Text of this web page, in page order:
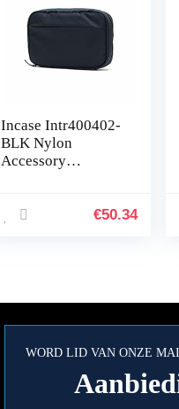
Incase Intr400402-
BLK Nylon
Accessory
Watch, opladers en
€50.34
WORD LID VAN ONZE